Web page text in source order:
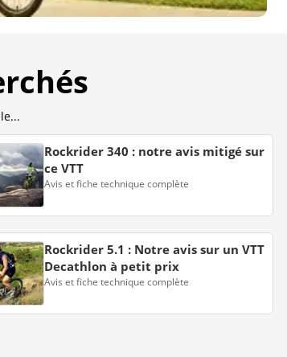
Rockrider 340 : notre avis mitigé sur
ce VTT
Avis et fiche technique complète
Rockrider 5.1 : Notre avis sur un VTT
Decathlon à petit prix
Avis et fiche technique complète